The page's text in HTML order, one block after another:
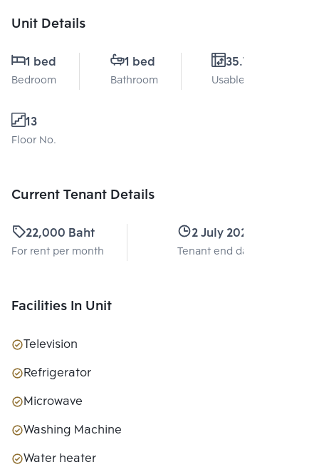
Unit Details
1 bed
Bedroom
1 bed
Bathroom
35.7 Sq.m.
Usable area
13
Floor No.
Current Tenant Details
22,000 Baht
For rent per month
2 July 2026
Tenant end date
Facilities In Unit
Television
Refrigerator
Microwave
Washing Machine
Water heater